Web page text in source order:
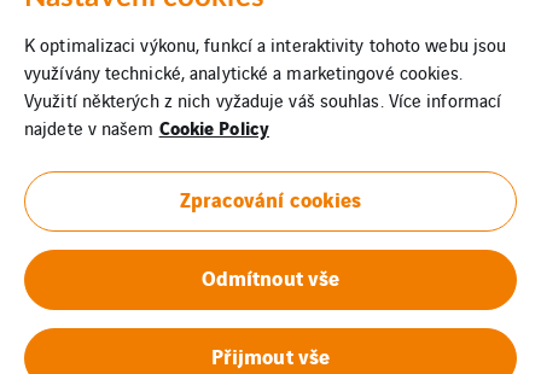
Právní informace
Cookies
Whistleblowing
Oznámení o fúzi
Projekt fúze
K optimalizaci výkonu, funkcí a interaktivity tohoto webu jsou
využívány technické, analytické a marketingové cookies.
Využití některých z nich vyžaduje váš souhlas. Více informací
najdete v našem Cookie Policy
Zpracování cookies
Odmítnout vše
Přijmout vše